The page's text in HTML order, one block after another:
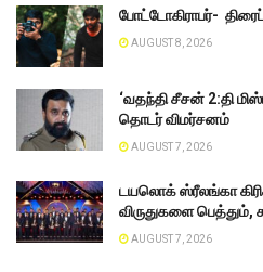
போட்டோகிராபர்-
AUGUST 8, 2026
‘வதந்தி சீசன் 2:தி
தொடர் விமர்சனம்
AUGUST 7, 2026
டயலொக் ஸ்ரீலங்கா
விருதுகளை
AUGUST 7, 2026